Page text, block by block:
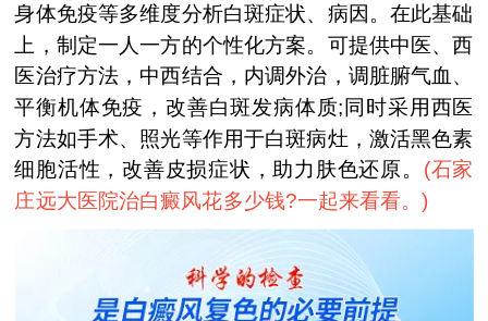
身体免疫等多维度分析白斑症状、病因。在此基础
上，制定一人一方的个性化方案。可提供中医、西
医治疗方法，中西结合，内调外治，调脏腑气血、
平衡机体免疫，改善白斑发病体质;同时采用西医
方法如手术、照光等作用于白斑病灶，激活黑色素
细胞活性，改善皮损症状，助力肤色还原。 (石家
庄远大医院治白癜风花多少钱?一起来看看。)